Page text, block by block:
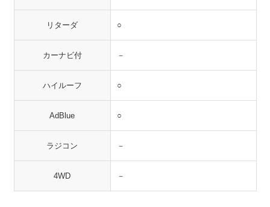
リターダ ○
カーナビ付 －
ハイルーフ ○
AdBlue ○
ラジコン －
4WD －